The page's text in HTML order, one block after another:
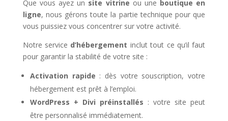
Que vous ayez un site vitrine ou une boutique en
ligne, nous gérons toute la partie technique pour que
vous puissiez vous concentrer sur votre activité.
Notre service d’hébergement inclut tout ce qu’il faut
pour garantir la stabilité de votre site :
Activation rapide : dès votre souscription, votre
hébergement est prêt à l’emploi.
WordPress + Divi préinstallés : votre site peut
être personnalisé immédiatement.